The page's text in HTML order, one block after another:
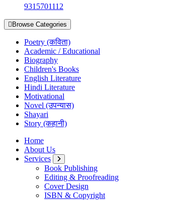
9315701112
Browse Categories
Poetry (कविता)
Academic / Educational
Biography
Children's Books
English Literature
Hindi Literature
Motivational
Novel (उपन्यास)
Shayari
Story (कहानी)
Home
About Us
Services
Book Publishing
Editing & Proofreading
Cover Design
ISBN & Copyright